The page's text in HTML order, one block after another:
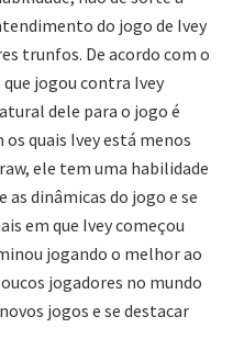
do jogo de Ivey
trunfos. De acordo com o
jogou contra Ivey
dele para o jogo é
quais Ivey está menos
ele tem uma habilidade
dinâmicas do jogo e se
em que Ivey começou
jogando o melhor ao
jogadores no mundo
jogos e se destacar